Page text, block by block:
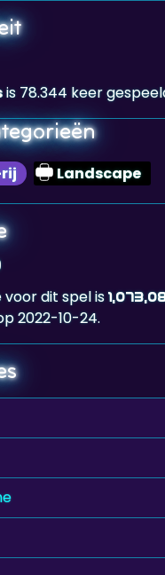
is 78.344 keer gespeeld.
Landscape
dit spel is
2022-10-24.